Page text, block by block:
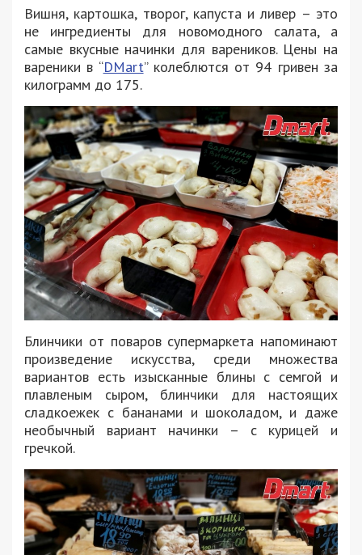
Вишня, картошка, творог, капуста и ливер – это
не ингредиенты для новомодного салата, а
самые вкусные начинки для вареников. Цены на
вареники в “DMart” колеблются от 94 гривен за
килограмм до 175.
Блинчики от поваров супермаркета напоминают
произведение искусства, среди множества
вариантов есть изысканные блины с семгой и
плавленым сыром, блинчики для настоящих
сладкоежек с бананами и шоколадом, и даже
необычный вариант начинки – с курицей и
гречкой.